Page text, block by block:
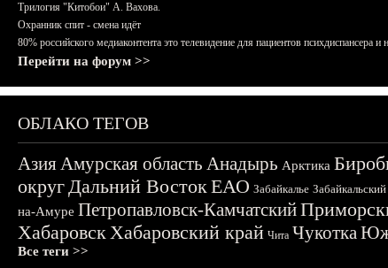
Трилогия "Китобои" А. Вахова.
Охранник спит - смена идёт
80% российского медиаконтента это телевидение для пациентов психдиспансера и
Перейти на форум >>
ОБЛАКО ТЕГОВ
АзияАмурская область Анадырь Арктика
округДальний ВостокЕАО Забайкалье
на-Амуре Петропавловск-Камчатский
ХабаровскХабаровский край Чита Чукотка
Все теги >>